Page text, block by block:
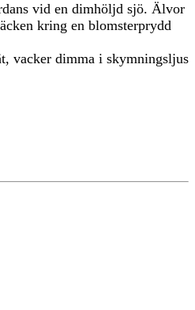
vid en dimhöljd sjö. Älvor
kring en blomsterprydd
vacker dimma i skymningsljus